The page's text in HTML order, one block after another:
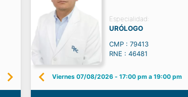
Especialidad:
URÓLOGO
CMP : 79413
RNE : 46481
Viernes 07/08/2026 - 17:00 pm a 19:00 pm